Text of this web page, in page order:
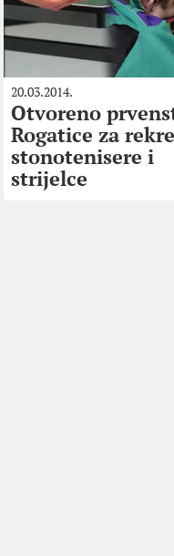
20.03.2014.
Otvoreno
Rogatice za
stonotenisere i
strijelce